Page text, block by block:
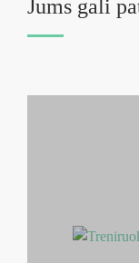
Jums gali